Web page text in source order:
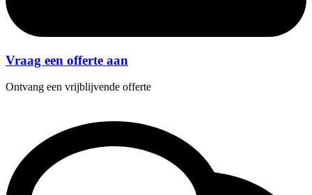
Vraag een offerte aan
Ontvang een vrijblijvende offerte